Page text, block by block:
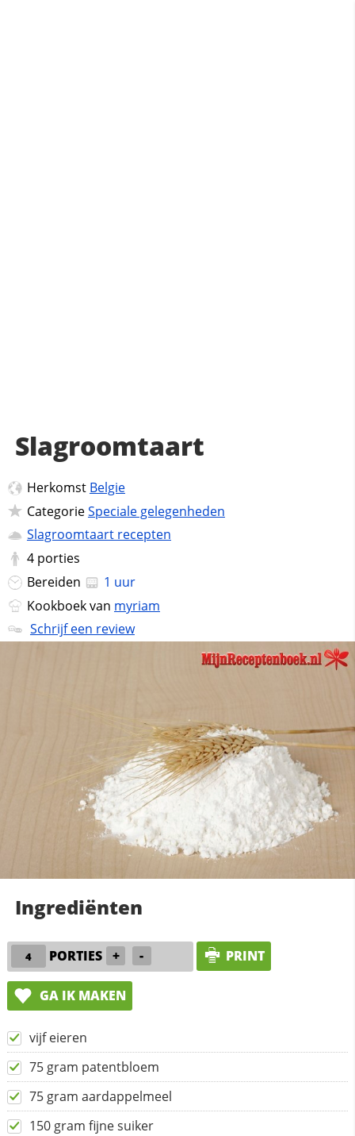
Slagroomtaart
Herkomst Belgie
CategorieSpeciale gelegenheden
Slagroomtaart recepten
4 porties
Bereiden
1 uur
Kookboek van myriam
Schrijf een review
Ingrediënten
PORTIES + - PRINT
GA IK MAKEN
vijf eieren
75 gram patentbloem
75 gram aardappelmeel
150 gram fijne suiker